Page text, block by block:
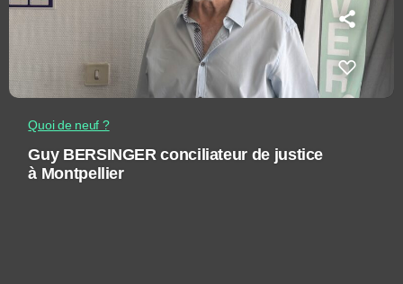
Quoi de neuf ?
Guy BERSINGER conciliateur de justice
à Montpellier